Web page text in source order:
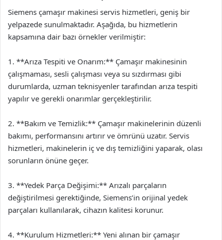
Siemens çamaşır makinesi servis hizmetleri, geniş bir
yelpazede sunulmaktadır. Aşağıda, bu hizmetlerin
kapsamına dair bazı örnekler verilmiştir:
1. **Arıza Tespiti ve Onarım:** Çamaşır makinesinin
çalışmaması, sesli çalışması veya su sızdırması gibi
durumlarda, uzman teknisyenler tarafından arıza tespiti
yapılır ve gerekli onarımlar gerçekleştirilir.
2. **Bakım ve Temizlik:** Çamaşır makinelerinin düzenli
bakımı, performansını artırır ve ömrünü uzatır. Servis
hizmetleri, makinelerin iç ve dış temizliğini yaparak, olası
sorunların önüne geçer.
3. **Yedek Parça Değişimi:** Arızalı parçaların
değiştirilmesi gerektiğinde, Siemens’in orijinal yedek
parçaları kullanılarak, cihazın kalitesi korunur.
4. **Kurulum Hizmetleri:** Yeni alınan bir çamaşır